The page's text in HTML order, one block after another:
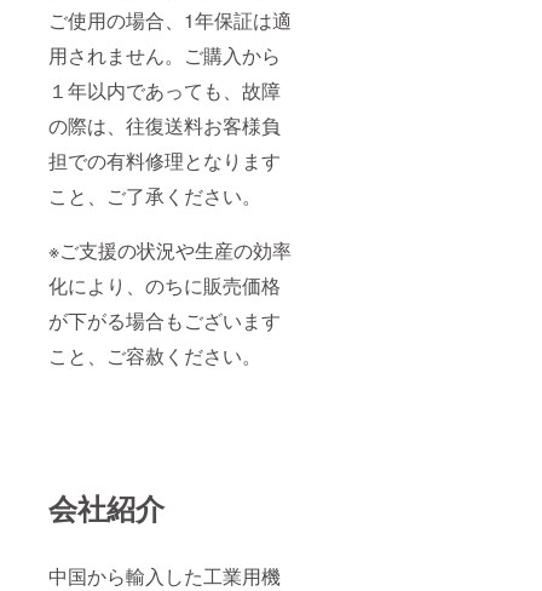
ご使用の場合、1年保証は適
用されません。ご購入から
１年以内であっても、故障
の際は、往復送料お客様負
担での有料修理となります
こと、ご了承ください。
※ご支援の状況や生産の効率
化により、のちに販売価格
が下がる場合もございます
こと、ご容赦ください。
会社紹介
中国から輸入した工業用機